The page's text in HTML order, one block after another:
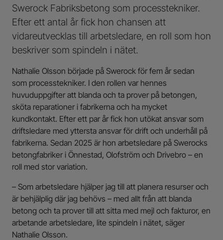
Swerock Fabriksbetong som processtekniker.
Efter ett antal år fick hon chansen att
vidareutvecklas till arbetsledare, en roll som hon
beskriver som spindeln i nätet.
Nathalie Olsson började på Swerock för fem år sedan
som processtekniker. I den rollen var hennes
huvuduppgifter att blanda och ta prover på betongen,
sköta reparationer i fabrikerna och ha mycket
kundkontakt. Efter ett par år fick hon utökat ansvar som
driftsledare med yttersta ansvar för drift och underhåll på
fabrikerna. Sedan 2025 är hon arbetsledare på Swerocks
betongfabriker i Önnestad, Olofström och Drivebro – en
roll med stor variation.
– Som arbetsledare hjälper jag till att planera resurser och
är behjälplig där jag behövs – med allt från att blanda
betong och ta prover till att sitta med mejl och fakturor, en
arbetande arbetsledare, lite spindeln i nätet, säger
Nathalie Olsson.